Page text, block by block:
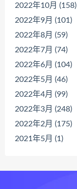
2022年10月 (158)
2022年9月 (101)
2022年8月 (59)
2022年7月 (74)
2022年6月 (104)
2022年5月 (46)
2022年4月 (99)
2022年3月 (248)
2022年2月 (175)
2021年5月 (1)